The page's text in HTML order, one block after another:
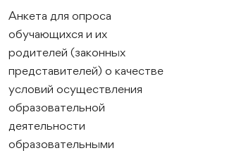
Анкета для опроса
обучающихся и их
родителей (законных
представителей) о качестве
условий осуществления
образовательной
деятельности
образовательными